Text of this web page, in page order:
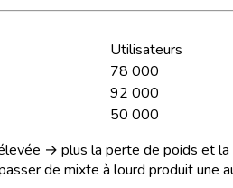
Utilisateurs
78 000
92 000
50 000
→ plus la perte de poids et
de mixte à lourd produit une